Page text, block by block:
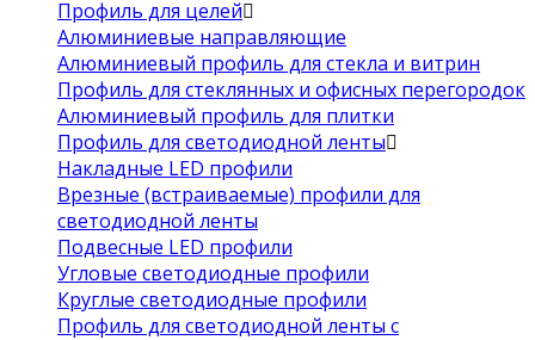
Профиль для целей
Алюминиевые направляющие
Алюминиевый профиль для стекла и витрин
Профиль для стеклянных и офисных перегородок
Алюминиевый профиль для плитки
Профиль для светодиодной ленты
Накладные LED профили
Врезные (встраиваемые) профили для
светодиодной ленты
Подвесные LED профили
Угловые светодиодные профили
Круглые светодиодные профили
Профиль для светодиодной ленты с